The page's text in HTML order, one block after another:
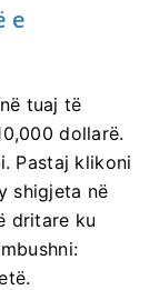
e
tuaj të
dollarë.
Pastaj klikoni
shigjeta në
dritare ku